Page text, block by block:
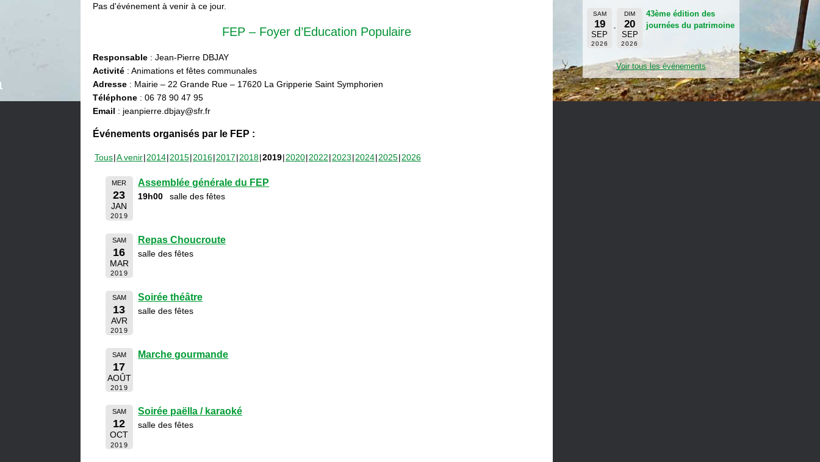
Pas d'événement à venir à ce jour.
FEP – Foyer d’Education Populaire
Responsable : Jean-Pierre DBJAY
Activité : Animations et fêtes communales
Adresse : Mairie – 22 Grande Rue – 17620 La Gripperie Saint Symphorien
Téléphone : 06 78 90 47 95
Email : jeanpierre.dbjay@sfr.fr
Événements organisés par le FEP :
Tous A venir 2014 2015 2016 2017 2018 2019 2020 2022 2023 2024 2025 2026
MER
23
JAN
2019
Assemblée générale du FEP
19h00 salle des fêtes
SAM
16
MAR
2019
Repas Choucroute
salle des fêtes
SAM
13
AVR
2019
Soirée théâtre
salle des fêtes
SAM
17
AOÛT
2019
Marche gourmande
SAM
12
OCT
2019
Soirée paëlla / karaoké
salle des fêtes
SAM
19
SEP
2026
DIM
20
SEP
2026
43ème édition des
journées du patrimoine
Voir tous les événements